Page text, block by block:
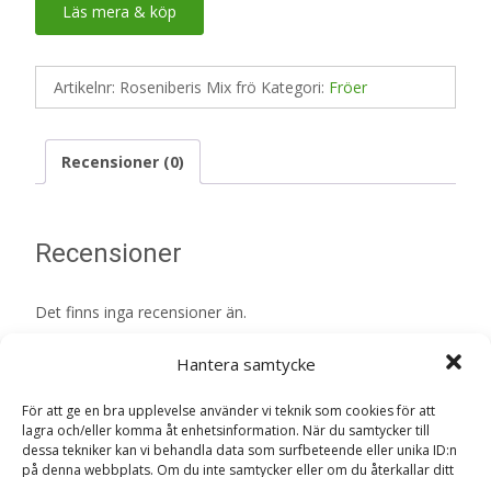
Hantera samtycke
För att ge en bra upplevelse använder vi teknik som cookies för att
lagra och/eller komma åt enhetsinformation. När du samtycker till
dessa tekniker kan vi behandla data som surfbeteende eller unika ID:n
på denna webbplats. Om du inte samtycker eller om du återkallar ditt
Läs mera & köp
Artikelnr: Roseniberis Mix frö Kategori: Fröer
Recensioner (0)
Recensioner
Det finns inga recensioner än.
Bli först med att recensera ”Roseniberis
Din e-postadress kommer inte publiceras. Obligatoriska fält
är märkta*